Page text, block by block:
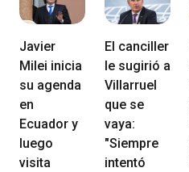
Javier
Milei inicia
su agenda
en
Ecuador y
luego
visita
El canciller
le sugirió a
Villarruel
que se
vaya:
"Siempre
intentó